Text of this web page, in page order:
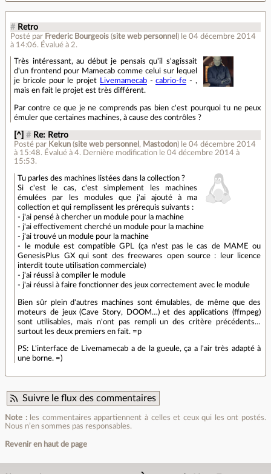
# Retro
Posté par Frederic Bourgeois (site web personnel ) le 04 décembre 2014
à 14:06. Évalué à 2.
Très intéressant, au début je pensais qu'il s'agissait
d'un frontend pour Mamecab comme celui sur lequel
je bricole pour le projet
Livemamecab-cabrio-fe - ,
mais en fait le projet est très différent.
Par contre ce que je ne comprends pas bien c'est pourquoi tu ne peux
émuler que certaines machines, à cause des contrôles ?
[^] # Re: Retro
Posté par Kekun (site web personnel , Mastodon) le 04 décembre 2014
à 15:48. Évalué à4. Dernière modification le 04 décembre 2014 à
15:53.
Tu parles des machines listées dans la collection ?
Si c'est le cas, c'est simplement les machines
émulées par les modules que j'ai ajouté à ma
collection et qui remplissent les prérequis suivants :
- j'ai pensé à chercher un module pour la machine
- j'ai effectivement cherché un module pour la machine
- j'ai trouvé un module pour la machine
- le module est compatible GPL (ça n'est pas le cas de MAME ou
GenesisPlus GX qui sont des freewares open source : leur licence
interdit toute utilisation commerciale)
- j'ai réussi à compiler le module
- j'ai réussi à faire fonctionner des jeux correctement avec le module
Bien sûr plein d'autres machines sont émulables, de même que des
moteurs de jeux (Cave Story, DOOM…) et des applications (ffmpeg)
sont utilisables, mais n'ont pas rempli un des critère précédents…
surtout les deux premiers en fait. =p
PS: L'interface de Livemamecab a de la gueule, ça a l'air très adapté à
une borne. =)
Suivre le flux des commentaires
Note :les commentaires appartiennent à celles et ceux qui les ont postés.
Nous n’en sommes pas responsables.
Revenir en haut de page